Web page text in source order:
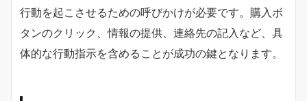
行動を起こさせるための呼びかけが必要です。購入ボ
タンのクリック、情報の提供、連絡先の記入など、具
体的な行動指示を含めることが成功の鍵となります。